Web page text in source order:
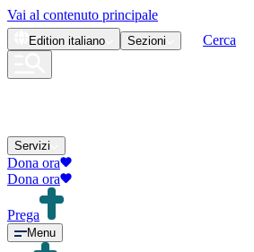
Vai al contenuto principale
Edition italiano Sezioni Cerca
Servizi
Dona ora
Dona ora
Prega
Menu